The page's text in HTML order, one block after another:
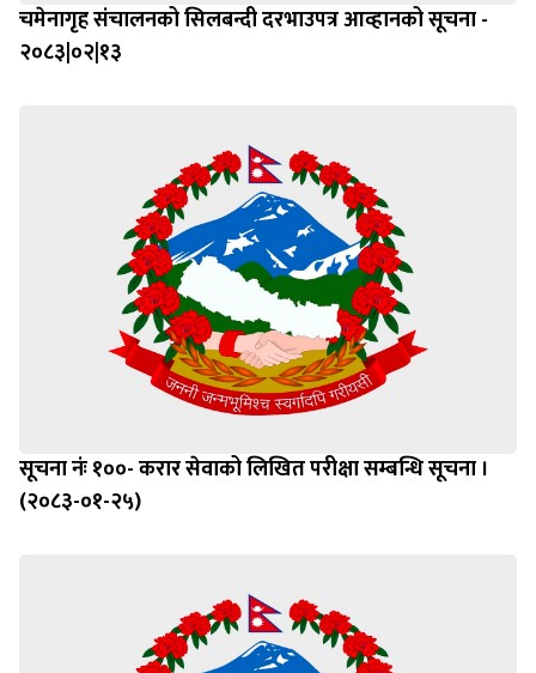
चमेनागृह संचालनको सिलबन्दी दरभाउपत्र आव्हानको सूचना -
२०८३|०२|१३
सूचना नंः १००- करार सेवाको लिखित परीक्षा सम्बन्धि सूचना ।
(२०८३-०१-२५)